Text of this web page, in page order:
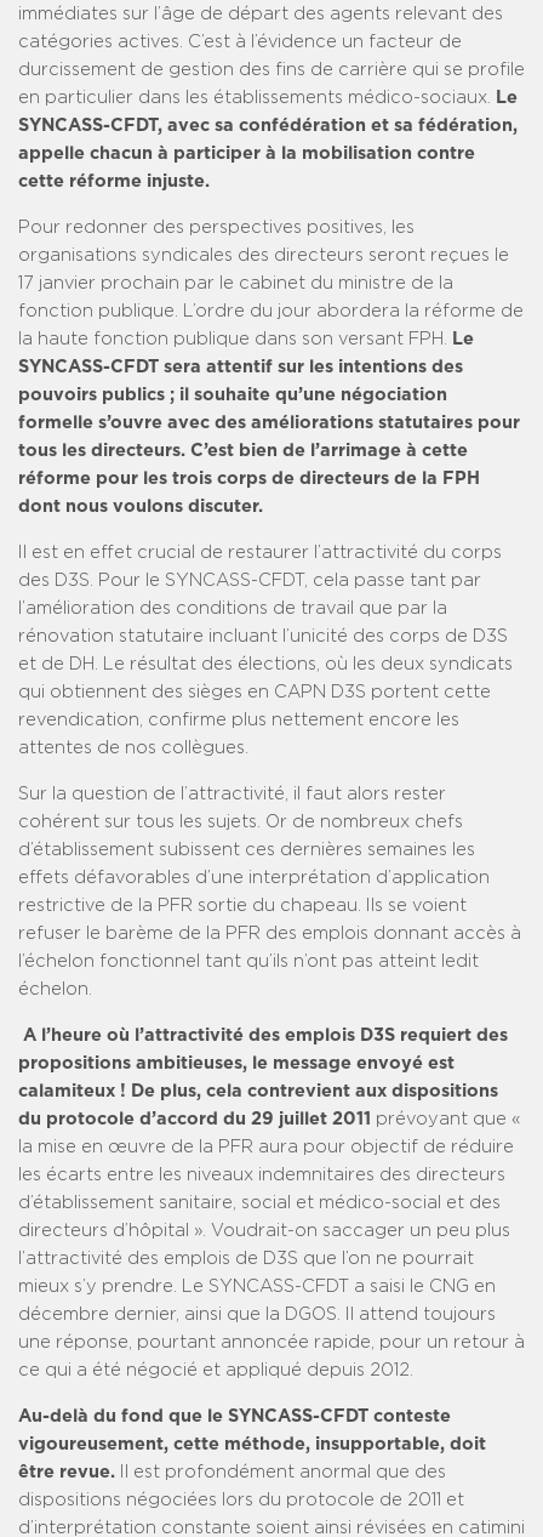
immédiates sur l’âge de départ des agents relevant des
catégories actives. C’est à l’évidence un facteur de
durcissement de gestion des fins de carrière qui se profile
en particulier dans les établissements médico-sociaux.
Le
SYNCASS-CFDT, avec sa confédération et sa fédération,
appelle chacun à participer à la mobilisation contre
cette réforme injuste.
Pour redonner des perspectives positives, les
organisations syndicales des directeurs seront reçues le
17 janvier prochain par le cabinet du ministre de la
fonction publique. L’ordre du jour abordera la réforme de
la haute fonction publique dans son versant FPH.
Le
SYNCASS-CFDT sera attentif sur les intentions des
pouvoirs publics ; il souhaite qu’une négociation
formelle s’ouvre avec des améliorations statutaires pour
tous les directeurs. C’est bien de l’arrimage à cette
réforme pour les trois corps de directeurs de la FPH
dont nous voulons discuter.
Il est en effet crucial de restaurer l’attractivité du corps
des D3S. Pour le SYNCASS-CFDT, cela passe tant par
l’amélioration des conditions de travail que par la
rénovation statutaire incluant l’unicité des corps de D3S
et de DH. Le résultat des élections, où les deux syndicats
qui obtiennent des sièges en CAPN D3S portent cette
revendication, confirme plus nettement encore les
attentes de nos collègues.
Sur la question de l’attractivité, il faut alors rester
cohérent sur tous les sujets. Or de nombreux chefs
d’établissement subissent ces dernières semaines les
effets défavorables d’une interprétation d’application
restrictive de la PFR sortie du chapeau. Ils se voient
refuser le barème de la PFR des emplois donnant accès à
l’échelon fonctionnel tant qu’ils n’ont pas atteint ledit
échelon.
A l’heure où l’attractivité des emplois D3S requiert des
propositions ambitieuses, le message envoyé est
calamiteux ! De plus, cela contrevient aux dispositions
du protocole d’accord du 29 juillet 2011 prévoyant que «
la mise en œuvre de la PFR aura pour objectif de réduire
les écarts entre les niveaux indemnitaires des directeurs
d’établissement sanitaire, social et médico-social et des
directeurs d’hôpital ». Voudrait-on saccager un peu plus
l’attractivité des emplois de D3S que l’on ne pourrait
mieux s’y prendre. Le SYNCASS-CFDT a saisi le CNG en
décembre dernier, ainsi que la DGOS. Il attend toujours
une réponse, pourtant annoncée rapide, pour un retour à
ce qui a été négocié et appliqué depuis 2012.
Au-delà du fond que le SYNCASS-CFDT conteste
vigoureusement, cette méthode, insupportable, doit
être revue. Il est profondément anormal que des
dispositions négociées lors du protocole de 2011 et
d’interprétation constante soient ainsi révisées en catimini